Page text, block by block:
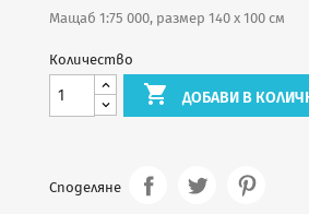
Мащаб 1:75 000, размер 140 х 100 см
Количество
 ДОБАВИ В
Споделяне